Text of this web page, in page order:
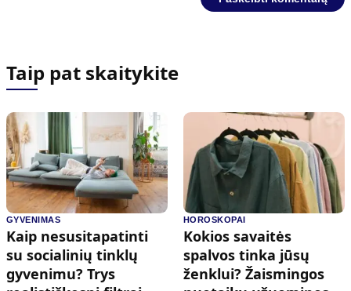
Taip pat skaitykite
GYVENIMAS
Kaip nesusitapatinti
su socialinių tinklų
gyvenimu? Trys
HOROSKOPAI
Kokios savaitės
spalvos tinka jūsų
ženklui? Žaismingos